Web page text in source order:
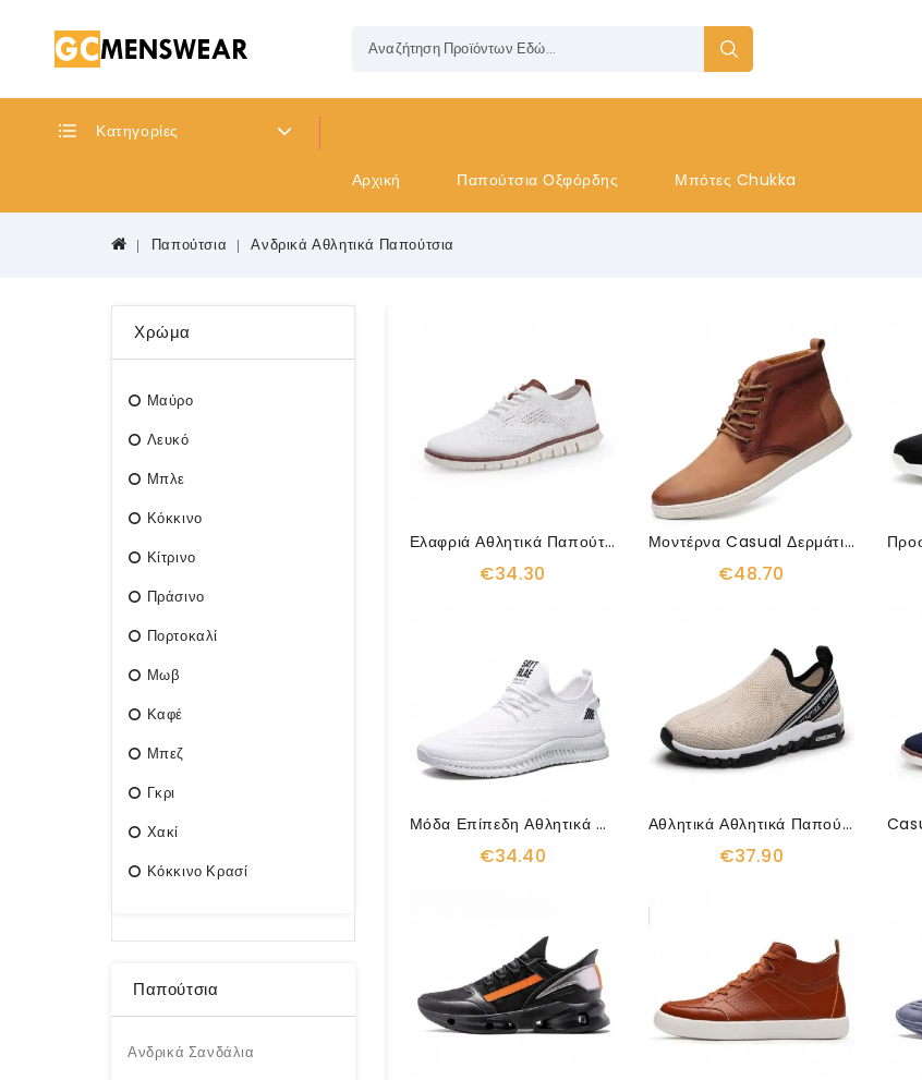
Κατηγορίες
Αρχική Παπούτσια Οξφόρδης Μπότες Chukka
Παπούτσια Ανδρικά Αθλητικά Παπούτσια
Χρώμα
Μαύρο
Λευκό
Μπλε
Κόκκινο
Κίτρινο
Πράσινο
Πορτοκαλί
Μωβ
Καφέ
Μπεζ
Γκρι
Χακί
Κόκκινο Κρασί
Παπούτσια
Ανδρικά Σανδάλια
Ελαφριά Αθλητικά Παπούτσια Από Πλεκτό Διχτυωτό Ρηχό Κορδόνι
€34.30
Μοντέρνα Casual Δερμάτινα Παπούτσια Στον Αστράγαλο
€48.70
Μόδα Επίπεδη Αθλητικά Παπούτσια Κατά Της Διάτρησης
€34.40
Αθλητικά Αθλητικά Παπούτσια Air Running Knit Mesh
€37.90